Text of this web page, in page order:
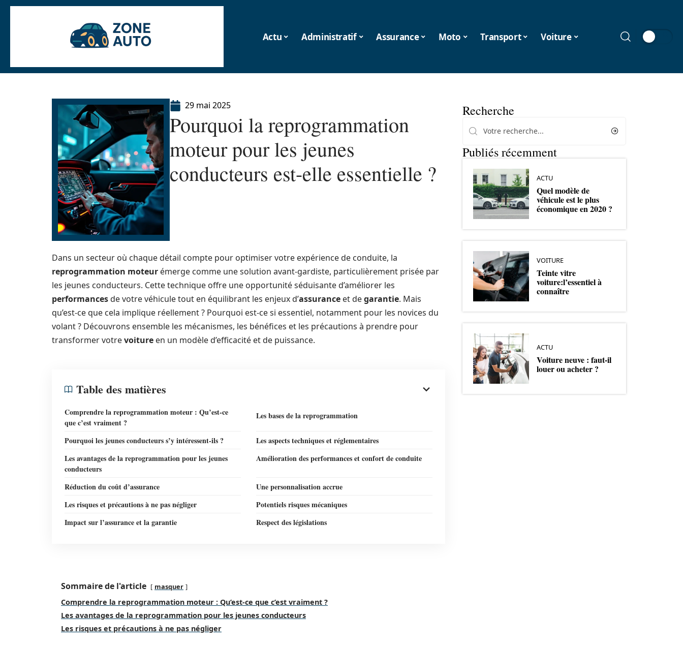
Actu Administratif Assurance Moto Transport Voiture
29 mai 2025
Pourquoi la reprogrammation
moteur pour les jeunes
conducteurs est-elle essentielle ?
Dans un secteur où chaque détail compte pour optimiser votre expérience de conduite, la
reprogrammation moteur émerge comme une solution avant-gardiste, particulièrement prisée par
les jeunes conducteurs. Cette technique offre une opportunité séduisante d’améliorer les
performancesde votre véhicule tout en équilibrant les enjeux d’assurance et degarantie. Mais
qu’est-ce que cela implique réellement ? Pourquoi est-ce si essentiel, notamment pour les novices du
volant ? Découvrons ensemble les mécanismes, les bénéfices et les précautions à prendre pour
transformer votrevoiture en un modèle d’efficacité et de puissance.
Table des matières
Comprendre la reprogrammation moteur : Qu’est-ce
que c’est vraiment ?
Les bases de la reprogrammation
Pourquoi les jeunes conducteurs s’y intéressent-ils ?
Les aspects techniques et réglementaires
Les avantages de la reprogrammation pour les jeunes
conducteurs
Amélioration des performances et confort de conduite
Réduction du coût d’assurance
Une personnalisation accrue
Les risques et précautions à ne pas négliger
Potentiels risques mécaniques
Impact sur l’assurance et la garantie
Respect des législations
Sommaire de l'article masquer
Comprendre la reprogrammation moteur : Qu’est-ce que c’est vraiment ?
Les avantages de la reprogrammation pour les jeunes conducteurs
Les risques et précautions à ne pas négliger
Recherche
Publiés récemment
ACTU
Quel modèle de
véhicule est le plus
économique en 2020 ?
VOITURE
Teinte vitre
voiture:l’essentiel à
connaître
ACTU
Voiture neuve : faut-il
louer ou acheter ?